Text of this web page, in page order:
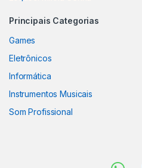
Principais Categorias
Games
Eletrônicos
Informática
Instrumentos Musicais
Som Profissional